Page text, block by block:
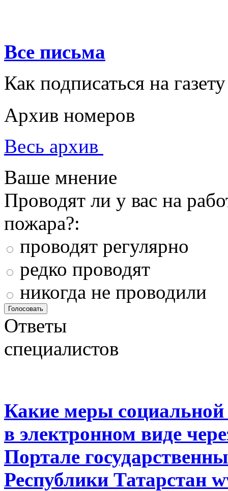
Все письма
Как подписаться на газету
Архив номеров
Весь архив
Ваше мнение
Проводят ли у вас на
пожара?:
проводят регулярно
редко проводят
никогда не проводили
Ответы
специалистов
Какие меры
в электронном виде
Портале
Республики Татарстан